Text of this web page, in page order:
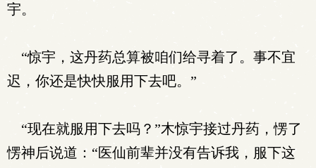
宇。
“惊宇，这丹药总算被咱们给寻着了。事不宜
迟，你还是快快服用下去吧。”
“现在就服用下去吗？”木惊宇接过丹药，愣了
愣神后说道：“医仙前辈并没有告诉我，服下这